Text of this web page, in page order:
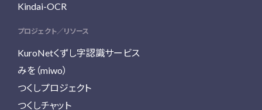
Kindai-OCR
プロジェクト／リソース
KuroNetくずし字認識サービス
みを（miwo）
つくしプロジェクト
つくしチャット